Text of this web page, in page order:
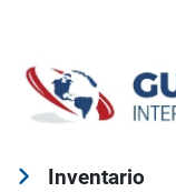
Inventario